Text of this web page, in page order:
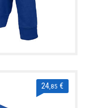
24,85 €